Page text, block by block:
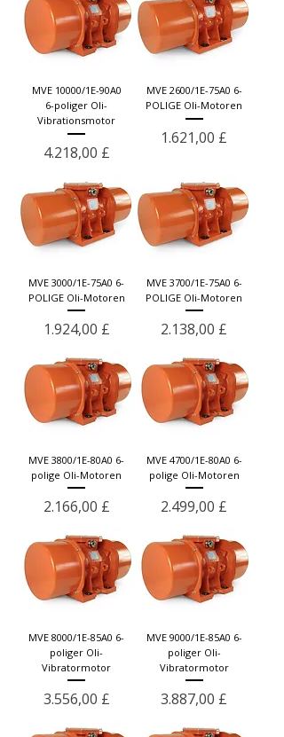
MVE 10000/1E-90A0
6-poliger Oli-
Vibrationsmotor
Preis
4.218,00 £
MVE 2600/1E-75A0 6-
POLIGE Oli-Motoren
Preis
1.621,00 £
MVE 3000/1E-75A0 6-
POLIGE Oli-Motoren
Preis
1.924,00 £
MVE 3700/1E-75A0 6-
POLIGE Oli-Motoren
Preis
2.138,00 £
MVE 3800/1E-80A0 6-
polige Oli-Motoren
Preis
2.166,00 £
MVE 4700/1E-80A0 6-
polige Oli-Motoren
Preis
2.499,00 £
MVE 8000/1E-85A0 6-
poliger Oli-
Vibratormotor
Preis
3.556,00 £
MVE 9000/1E-85A0 6-
poliger Oli-
Vibratormotor
Preis
3.887,00 £